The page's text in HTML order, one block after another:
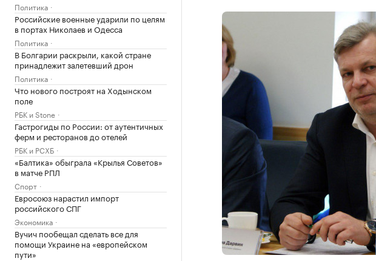
Политика
Российские военные ударили по целям
в портах Николаев и Одесса
Политика
В Болгарии раскрыли, какой стране
принадлежит залетевший дрон
Политика
Что нового построят на Ходынском
поле
РБК и Stone
Гастрогиды по России: от аутентичных
ферм и ресторанов до отелей
РБК и РСХБ
«Балтика» обыграла «Крылья Советов»
в матче РПЛ
Спорт
Евросоюз нарастил импорт
российского СПГ
Экономика
Вучич пообещал сделать все для
помощи Украине на «европейском
пути»